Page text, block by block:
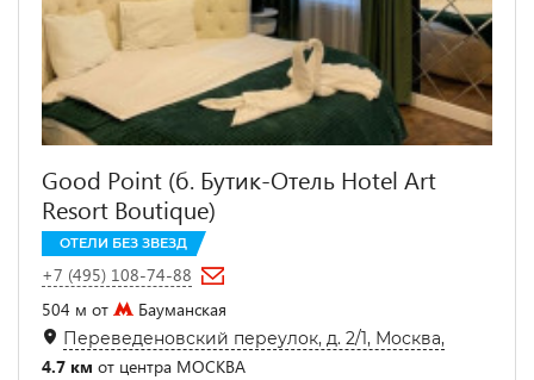
Good Point (б. Бутик-Отель Hotel Art
Resort Boutique)
ОТЕЛИ БЕЗ ЗВЕЗД
+7 (495) 108-74-88
504 м от
Бауманская
Переведеновский переулок, д. 2/1, Москва,
4.7 км от центра МОСКВА